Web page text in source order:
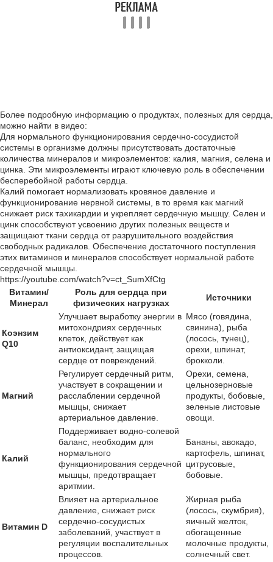
Более подробную информацию о продуктах, полезных для сердца,
можно найти в видео:
Для нормального функционирования сердечно-сосудистой
системы в организме должны присутствовать достаточные
количества минералов и микроэлементов: калия, магния, селена и
цинка. Эти микроэлементы играют ключевую роль в обеспечении
бесперебойной работы сердца.
Калий помогает нормализовать кровяное давление и
функционирование нервной системы, в то время как магний
снижает риск тахикардии и укрепляет сердечную мышцу. Селен и
цинк способствуют усвоению других полезных веществ и
защищают ткани сердца от разрушительного воздействия
свободных радикалов. Обеспечение достаточного поступления
этих витаминов и минералов способствует нормальной работе
сердечной мышцы.
https://youtube.com/watch?v=ct_SumXfCtg
Витамин/
Минерал
Роль для сердца при
физических нагрузках
Источники
Коэнзим
Q10
Улучшает выработку энергии в
митохондриях сердечных
клеток, действует как
антиоксидант, защищая
сердце от повреждений.
Мясо (говядина,
свинина), рыба
(лосось, тунец),
орехи, шпинат,
брокколи.
Магний
Регулирует сердечный ритм,
участвует в сокращении и
расслаблении сердечной
мышцы, снижает
артериальное давление.
Орехи, семена,
цельнозерновые
продукты, бобовые,
зеленые листовые
овощи.
Калий
Поддерживает водно-солевой
баланс, необходим для
нормального
функционирования сердечной
мышцы, предотвращает
аритмии.
Бананы, авокадо,
картофель, шпинат,
цитрусовые,
бобовые.
Витамин D
Влияет на артериальное
давление, снижает риск
сердечно-сосудистых
заболеваний, участвует в
регуляции воспалительных
процессов.
Жирная рыба
(лосось, скумбрия),
яичный желток,
обогащенные
молочные продукты,
солнечный свет.